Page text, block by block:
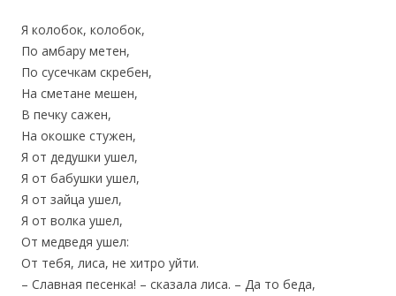
Я колобок, колобок,
По амбару метен,
По сусечкам скребен,
На сметане мешен,
В печку сажен,
На окошке стужен,
Я от дедушки ушел,
Я от бабушки ушел,
Я от зайца ушел,
Я от волка ушел,
От медведя ушел:
От тебя, лиса, не хитро уйти.
– Славная песенка! – сказала лиса. – Да то беда,